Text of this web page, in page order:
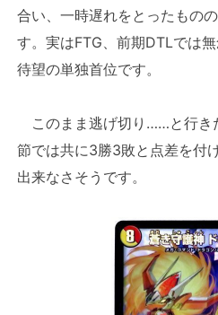
合い、一時遅れをとったもの
す。実はFTG、前期DTLでは
待望の単独首位です。
このまま逃げ切り……と行き
節では共に3勝3敗と点差を付
出来なさそうです。